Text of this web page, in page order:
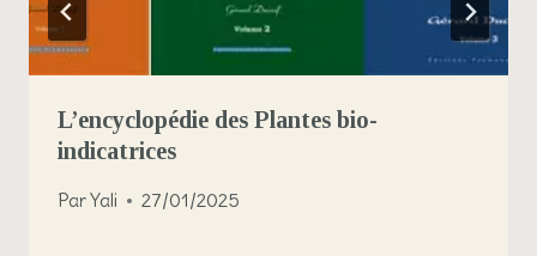
L’encyclopédie des Plantes bio-
indicatrices
ParYali 27/01/2025